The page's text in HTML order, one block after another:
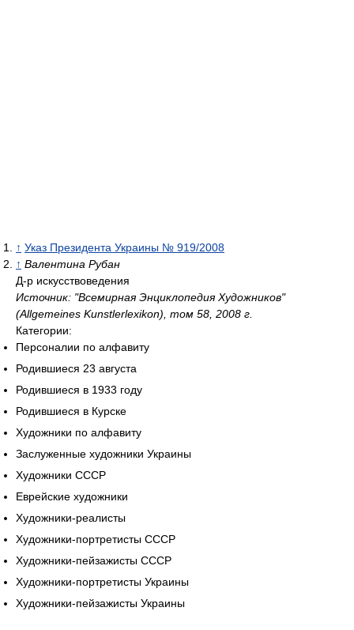
↑ Указ Президента Украины № 919/2008
↑ Валентина Рубан
Д-р искусствоведения
Источник: "Всемирная Энциклопедия Художников"
(Allgemeines Kunstlerlexikon), том 58, 2008 г.
Категории:
Персоналии по алфавиту
Родившиеся 23 августа
Родившиеся в 1933 году
Родившиеся в Курске
Художники по алфавиту
Заслуженные художники Украины
Художники СССР
Еврейские художники
Художники-реалисты
Художники-портретисты СССР
Художники-пейзажисты СССР
Художники-портретисты Украины
Художники-пейзажисты Украины